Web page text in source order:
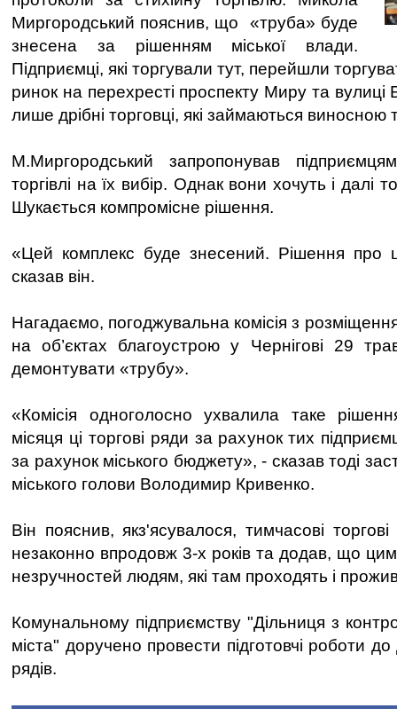
Миргородський пояснив, що «труба» буде
знесена за рішенням міської влади.
Підприємці, які торгували тут, перейшли
ринок на перехресті проспекту Миру та
лише дрібні торговці, які займаються виносною
М.Миргородський запропонував
торгівлі на їх вибір. Однак вони хочуть і далі
Шукається компромісне рішення.
«Цей комплекс буде знесений. Рішення про
сказав він.
Нагадаємо, погоджувальна комісія з
на об’єктах благоустрою у Чернігові 29
демонтувати «трубу».
«Комісія одноголосно ухвалила таке
місяця ці торгові ряди за рахунок тих
за рахунок міського бюджету», - сказав тоді
міського голови Володимир Кривенко.
Він пояснив, якз'ясувалося, тимчасові
незаконно впродовж 3-х років та додав, що
незручностей людям, які там проходять і
Комунальному підприємству "Дільниця з
міста" доручено провести підготовчі роботи
рядів.